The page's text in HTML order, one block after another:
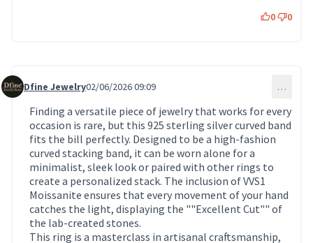
0 0
Commentaire 1952
Dfine Jewelry02/06/2026 09:09 …
Finding a versatile piece of jewelry that works for every
occasion is rare, but this 925 sterling silver curved band
fits the bill perfectly. Designed to be a high-fashion
curved stacking band, it can be worn alone for a
minimalist, sleek look or paired with other rings to
create a personalized stack. The inclusion of VVS1
Moissanite ensures that every movement of your hand
catches the light, displaying the ""Excellent Cut"" of
the lab-created stones.
This ring is a masterclass in artisanal craftsmanship,